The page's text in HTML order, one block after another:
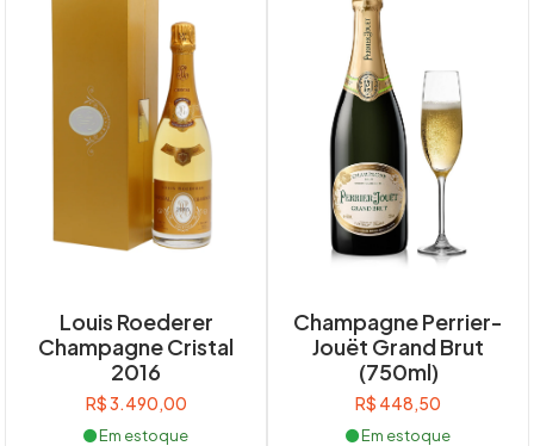
Louis Roederer
Champagne Cristal
2016
R$3.490,00
Em estoque
Champagne Perrier-
Jouët Grand Brut
(750ml)
R$ 448,50
Em estoque